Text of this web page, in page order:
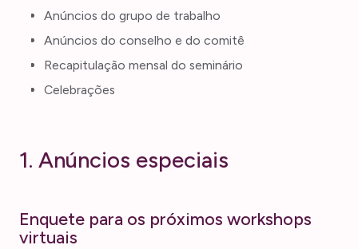
Anúncios do grupo de trabalho
Anúncios do conselho e do comitê
Recapitulação mensal do seminário
Celebrações
1. Anúncios especiais
Enquete para os próximos workshops
virtuais